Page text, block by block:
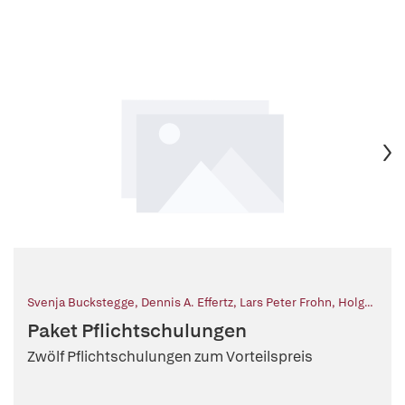
Svenja Buckstegge, Dennis A. Effertz, Lars Peter Frohn, Holger
Constanze Schäfer,Andreas S. Ziegler
Paket Pflichtschulungen
Zwölf Pflichtschulungen zum Vorteilspreis